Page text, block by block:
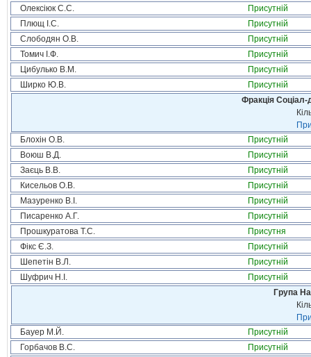
Олексіюк С.С.
Присутній
Плющ І.С.
Присутній
Слободян О.В.
Присутній
Томич І.Ф.
Присутній
Цибулько В.М.
Присутній
Ширко Ю.В.
Присутній
Фракція Соціал-
Блохін О.В.
Присутній
Воюш В.Д.
Присутній
Заєць В.В.
Присутній
Кисельов О.В.
Присутній
Мазуренко В.І.
Присутній
Писаренко А.Г.
Присутній
Прошкуратова Т.С.
Присутня
Фікс Є.З.
Присутній
Шепетін В.Л.
Присутній
Шуфрич Н.І.
Присутній
Група
Бауер М.Й.
Присутній
Горбачов В.С.
Присутній